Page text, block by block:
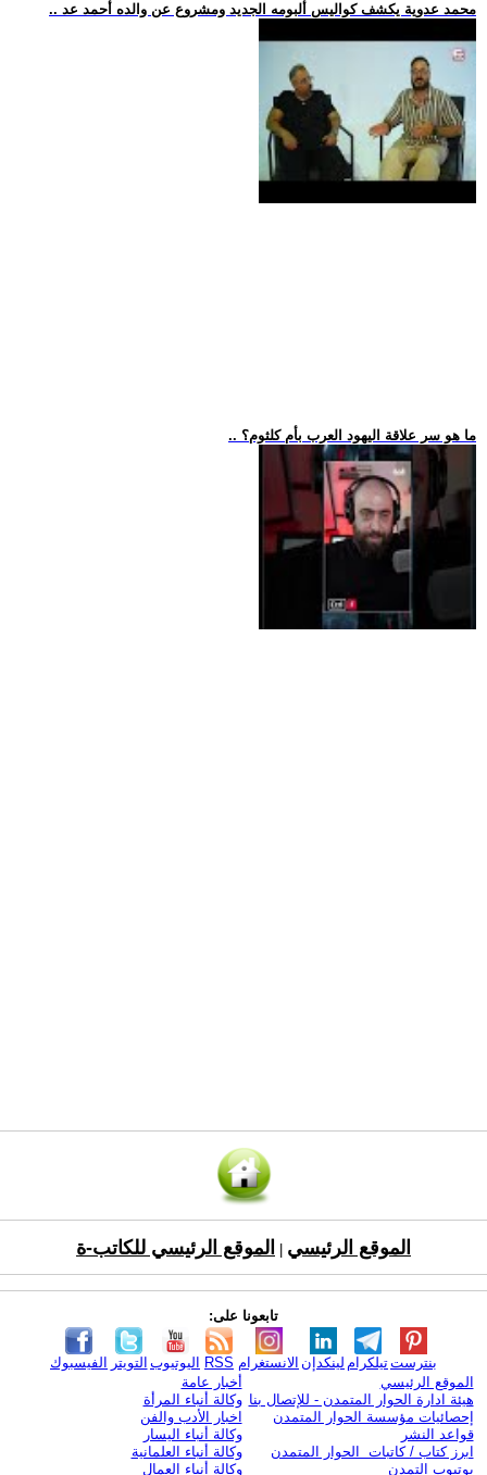
.. محمد عدوية يكشف كواليس ألبومه الجديد ومشروع عن والده أحمد عد
.. ما هو سر علاقة اليهود العرب بأم كلثوم؟
الموقع الرئيسي الموقع الرئيسي للكاتب-ة
تابعونا على:
الفيسبوك التويتر اليوتيوب RSS الانستغرام لينكدإن تيلكرامبنترست
الموقع الرئيسي
هيئة ادارة الحوار المتمدن - للإتصال بنا
إحصائيات مؤسسة الحوار المتمدن
قواعد النشر
ابرز كتاب / كاتبات الحوار المتمدن
يوتيوب التمدن
أخبار عامة
وكالة أنباء المرأة
اخبار الأدب والفن
وكالة أنباء اليسار
وكالة أنباء العلمانية
وكالة أنباء العمال